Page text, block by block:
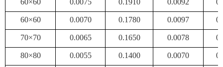
60×60 0.0075 0.1910 0.0092
60×60 0.0070 0.1780 0.0097
70×70 0.0065 0.1650 0.0078
80×80 0.0055 0.1400 0.0070